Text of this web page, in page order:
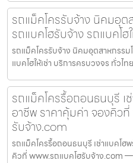
รถแม็คโครรับจ้าง นิคมอุต
รถแบคโฮรับจ้าง รถแบคโฮ
รถแม็คโครรับจ้าง นิคมอุตสาหกรร
แบคโฮให้เช่า บริการครบวงจร ทั่วไ
รถแม็คโครรื้อถอนธนบุรี
อาชีพ ราคาคุ้มค่า จองคิว
รับจ้าง.com
รถแม็คโครรื้อถอนธนบุรี เช่าแบคโ
คิวที่ www.รถแบคโฮรับจ้าง.com